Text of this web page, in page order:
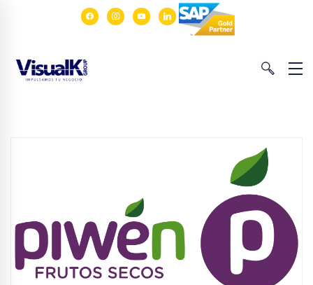
facebookinstagram
youtubelinkedin